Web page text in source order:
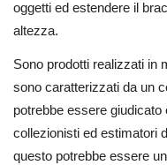
oggetti ed estendere il
altezza.
Sono prodotti realizzati in
sono caratterizzati da un
potrebbe essere
collezionisti ed estimatori
questo potrebbe essere